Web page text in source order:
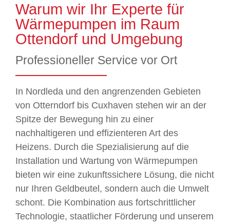
Warum wir Ihr Experte für
Wärmepumpen im Raum
Ottendorf und Umgebung
Professioneller Service vor Ort
In Nordleda und den angrenzenden Gebieten
von Otterndorf bis Cuxhaven stehen wir an der
Spitze der Bewegung hin zu einer
nachhaltigeren und effizienteren Art des
Heizens. Durch die Spezialisierung auf die
Installation und Wartung von Wärmepumpen
bieten wir eine zukunftssichere Lösung, die nicht
nur Ihren Geldbeutel, sondern auch die Umwelt
schont. Die Kombination aus fortschrittlicher
Technologie, staatlicher Förderung und unserem